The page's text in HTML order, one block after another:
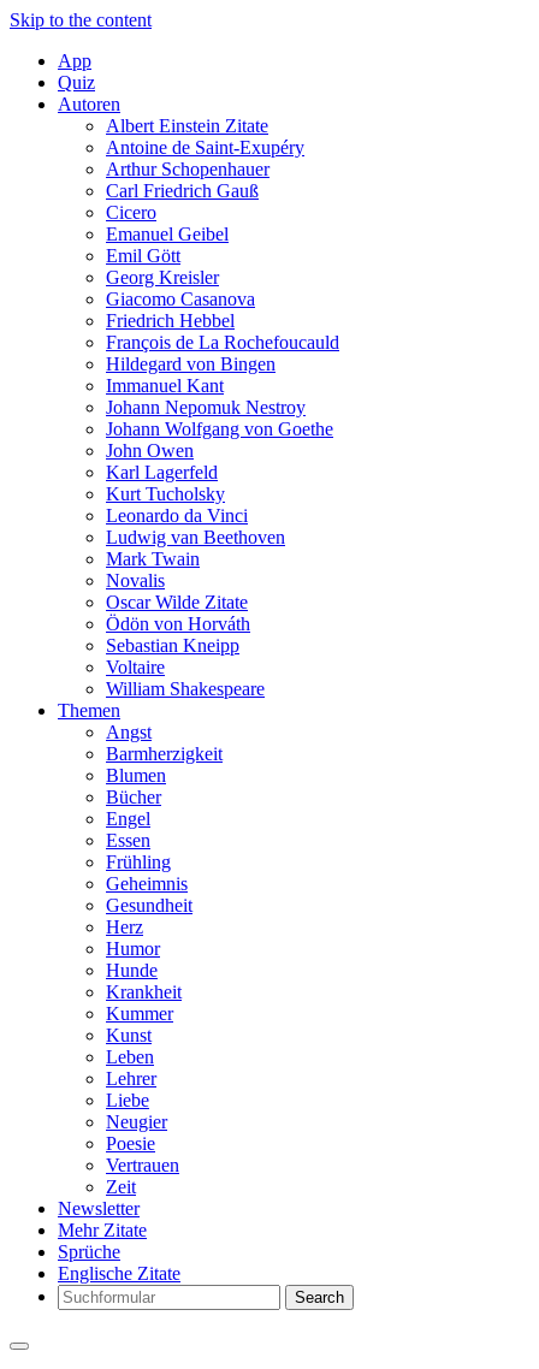
Skip to the content
App
Quiz
Autoren
Albert Einstein Zitate
Antoine de Saint-Exupéry
Arthur Schopenhauer
Carl Friedrich Gauß
Cicero
Emanuel Geibel
Emil Gött
Georg Kreisler
Giacomo Casanova
Friedrich Hebbel
François de La Rochefoucauld
Hildegard von Bingen
Immanuel Kant
Johann Nepomuk Nestroy
Johann Wolfgang von Goethe
John Owen
Karl Lagerfeld
Kurt Tucholsky
Leonardo da Vinci
Ludwig van Beethoven
Mark Twain
Novalis
Oscar Wilde Zitate
Ödön von Horváth
Sebastian Kneipp
Voltaire
William Shakespeare
Themen
Angst
Barmherzigkeit
Blumen
Bücher
Engel
Essen
Frühling
Geheimnis
Gesundheit
Herz
Humor
Hunde
Krankheit
Kummer
Kunst
Leben
Lehrer
Liebe
Neugier
Poesie
Vertrauen
Zeit
Newsletter
Mehr Zitate
Sprüche
Englische Zitate
Search